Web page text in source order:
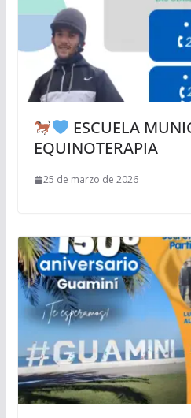
ESCUELA
EQUINOTERAPIA
25 de marzo de 2026